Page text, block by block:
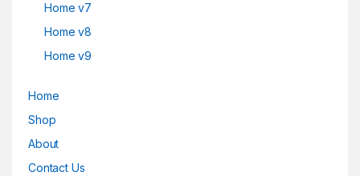
Home v7
Home v8
Home v9
Home
Shop
About
Contact Us